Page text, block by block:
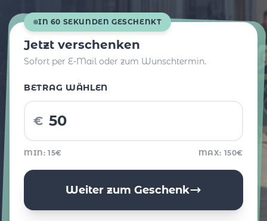
IN 60 SEKUNDEN GESCHENKT
Jetzt verschenken
Sofort per E-Mail oder zum Wunschtermin.
BETRAG WÄHLEN
€
MIN: 15€ MAX: 150€
Weiter zum Geschenk